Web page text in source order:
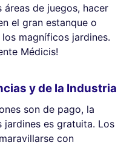
áreas de juegos, hacer
el gran estanque o
magníficos jardines.
Médicis!
y de la Industria
son de pago, la
jardines es gratuita. Los
con